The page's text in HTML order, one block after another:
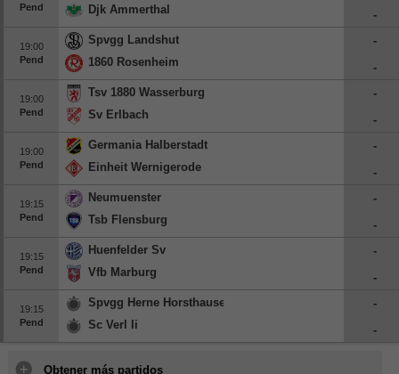
Pend
Djk Ammerthal
-
19:00
Pend
Spvgg Landshut
1860 Rosenheim
-
-
19:00
Pend
Tsv 1880 Wasserburg
Sv Erlbach
-
-
19:00
Pend
Germania Halberstadt
Einheit Wernigerode
-
-
19:15
Pend
Neumuenster
Tsb Flensburg
-
-
19:15
Pend
Huenfelder Sv
Vfb Marburg
-
-
19:15
Pend
Spvgg Herne Horsthausen
Sc Verl Ii
-
-
Obtener más partidos